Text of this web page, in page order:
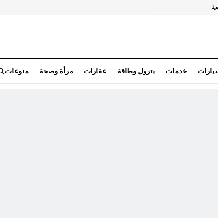
خدمات بترول وطاقة عقارات مرأة وصحة منوعات